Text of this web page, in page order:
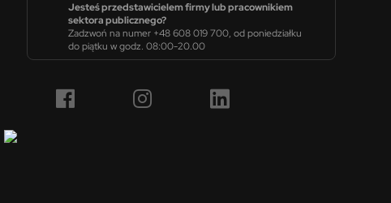
Jesteś przedstawicielem firmy lub pracownikiem
sektora publicznego?
Zadzwoń na numer +48 608 019 700, od poniedziałku
do piątku w godz. 08:00-20.00